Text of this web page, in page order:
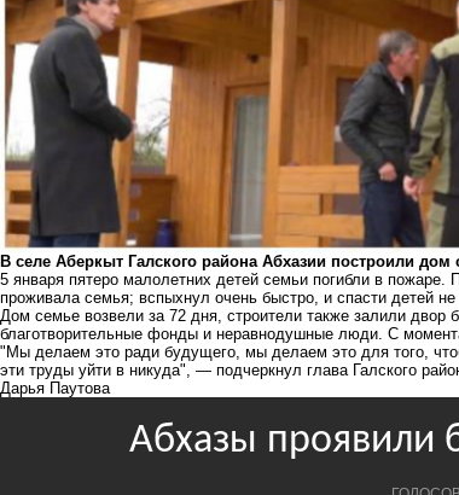
В селе Аберкыт Галского района Абхазии построили
5 января пятеро малолетних детей семьи погибли в пожаре.
проживала семья; вспыхнул очень быстро, и спасти детей
Дом семье возвели за 72 дня, строители также залили двор
благотворительные фонды и неравнодушные люди. С
"Мы делаем это ради будущего, мы делаем это для того,
эти труды уйти в никуда", — подчеркнул глава Галского
Дарья Паутова